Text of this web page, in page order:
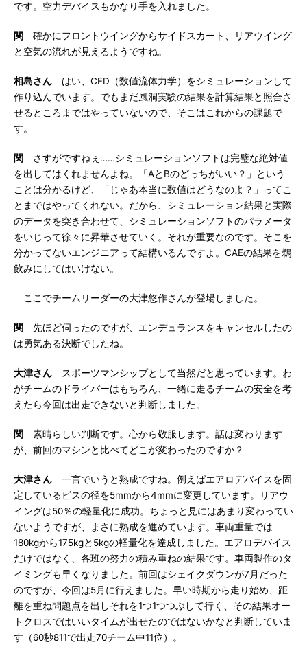
です。空力デバイスもかなり手を入れました。
関 確かにフロントウイングからサイドスカート、リアウイング
と空気の流れが見えるようですね。
相島さん はい、CFD（数値流体力学）をシミュレーションして
作り込んでいます。でもまだ風洞実験の結果を計算結果と照合さ
せるところまではやっていないので、そこはこれからの課題で
す。
関 さすがですねぇ……シミュレーションソフトは完璧な絶対値
を出してはくれませんよね。「AとBのどっちがいい？」という
ことは分かるけど、「じゃあ本当に数値はどうなのよ？」ってこ
とまではやってくれない。だから、シミュレーション結果と実際
のデータを突き合わせて、シミュレーションソフトのパラメータ
をいじって徐々に昇華させていく。それが重要なのです。そこを
分かってないエンジニアって結構いるんですよ。CAEの結果を鵜
飲みにしてはいけない。
ここでチームリーダーの大津悠作さんが登場しました。
関 先ほど伺ったのですが、エンデュランスをキャンセルしたの
は勇気ある決断でしたね。
大津さん スポーツマンシップとして当然だと思っています。わ
がチームのドライバーはもちろん、一緒に走るチームの安全を考
えたら今回は出走できないと判断しました。
関 素晴らしい判断です。心から敬服します。話は変わります
が、前回のマシンと比べてどこが変わったのですか？
大津さん 一言でいうと熟成ですね。例えばエアロデバイスを固
定しているビスの径を5mmから4mmに変更しています。リアウ
イングは50％の軽量化に成功。ちょっと見にはあまり変わってい
ないようですが、まさに熟成を進めています。車両重量では
180kgから175kgと5kgの軽量化を達成しました。エアロデバイス
だけではなく、各班の努力の積み重ねの結果です。車両製作のタ
イミングも早くなりました。前回はシェイクダウンが7月だった
のですが、今回は5月に行えました。早い時期から走り始め、距
離を重ね問題点を出しそれを1つ1つつぶして行く、その結果オー
トクロスではいいタイムが出せたのではないかなと判断していま
す（60秒811で出走70チーム中11位）。